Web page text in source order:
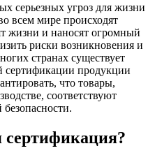
серьезных угроз для жизни
всем мире происходят
жизни и наносят огромный
риски возникновения и
странах существует
сертификации продукции
что товары,
соответствуют
сертификация?